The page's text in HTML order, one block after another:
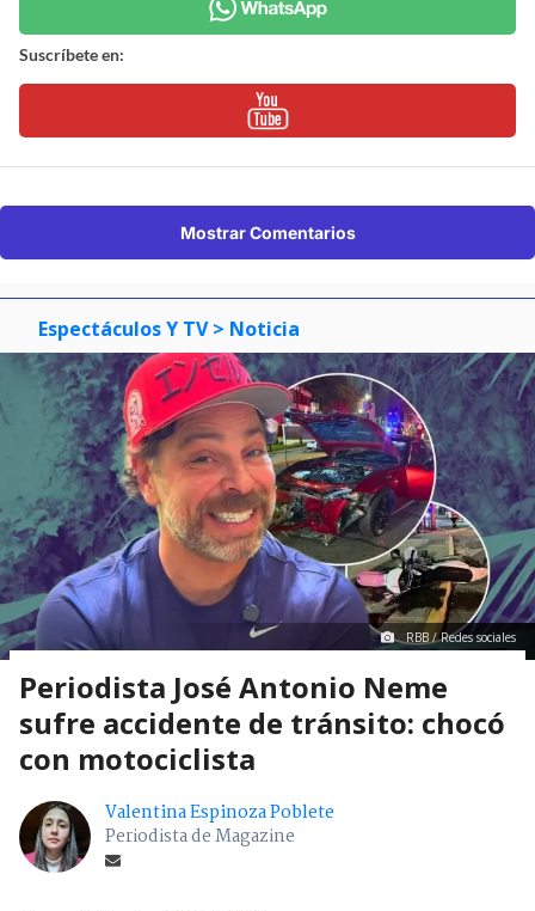
Suscríbete en:
Mostrar Comentarios
Espectáculos Y TV > Noticia
RBB / Redes sociales
Periodista José Antonio Neme
sufre accidente de tránsito: chocó
con motociclista
Valentina Espinoza Poblete
Periodista de Magazine